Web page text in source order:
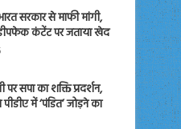
सरकार से माफी मांगी,
कंटेंट पर जताया खेद
पर सपा का शक्ति प्रदर्शन,
में ‘पंडित’ जोड़ने का